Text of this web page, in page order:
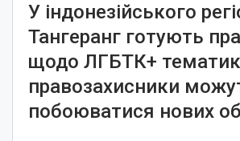
У індонезійського
Тангеранг готують
щодо ЛГБТК+
правозахисники
побоюватися нових